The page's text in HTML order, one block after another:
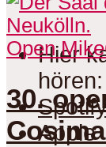
Hier
hören:
Apple
Open Mike
30.